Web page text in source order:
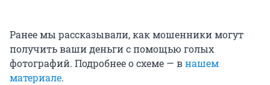
Ранее мы рассказывали, как мошенники могут
получить ваши деньги с помощью голых
фотографий. Подробнее о схеме — внашем
материале.